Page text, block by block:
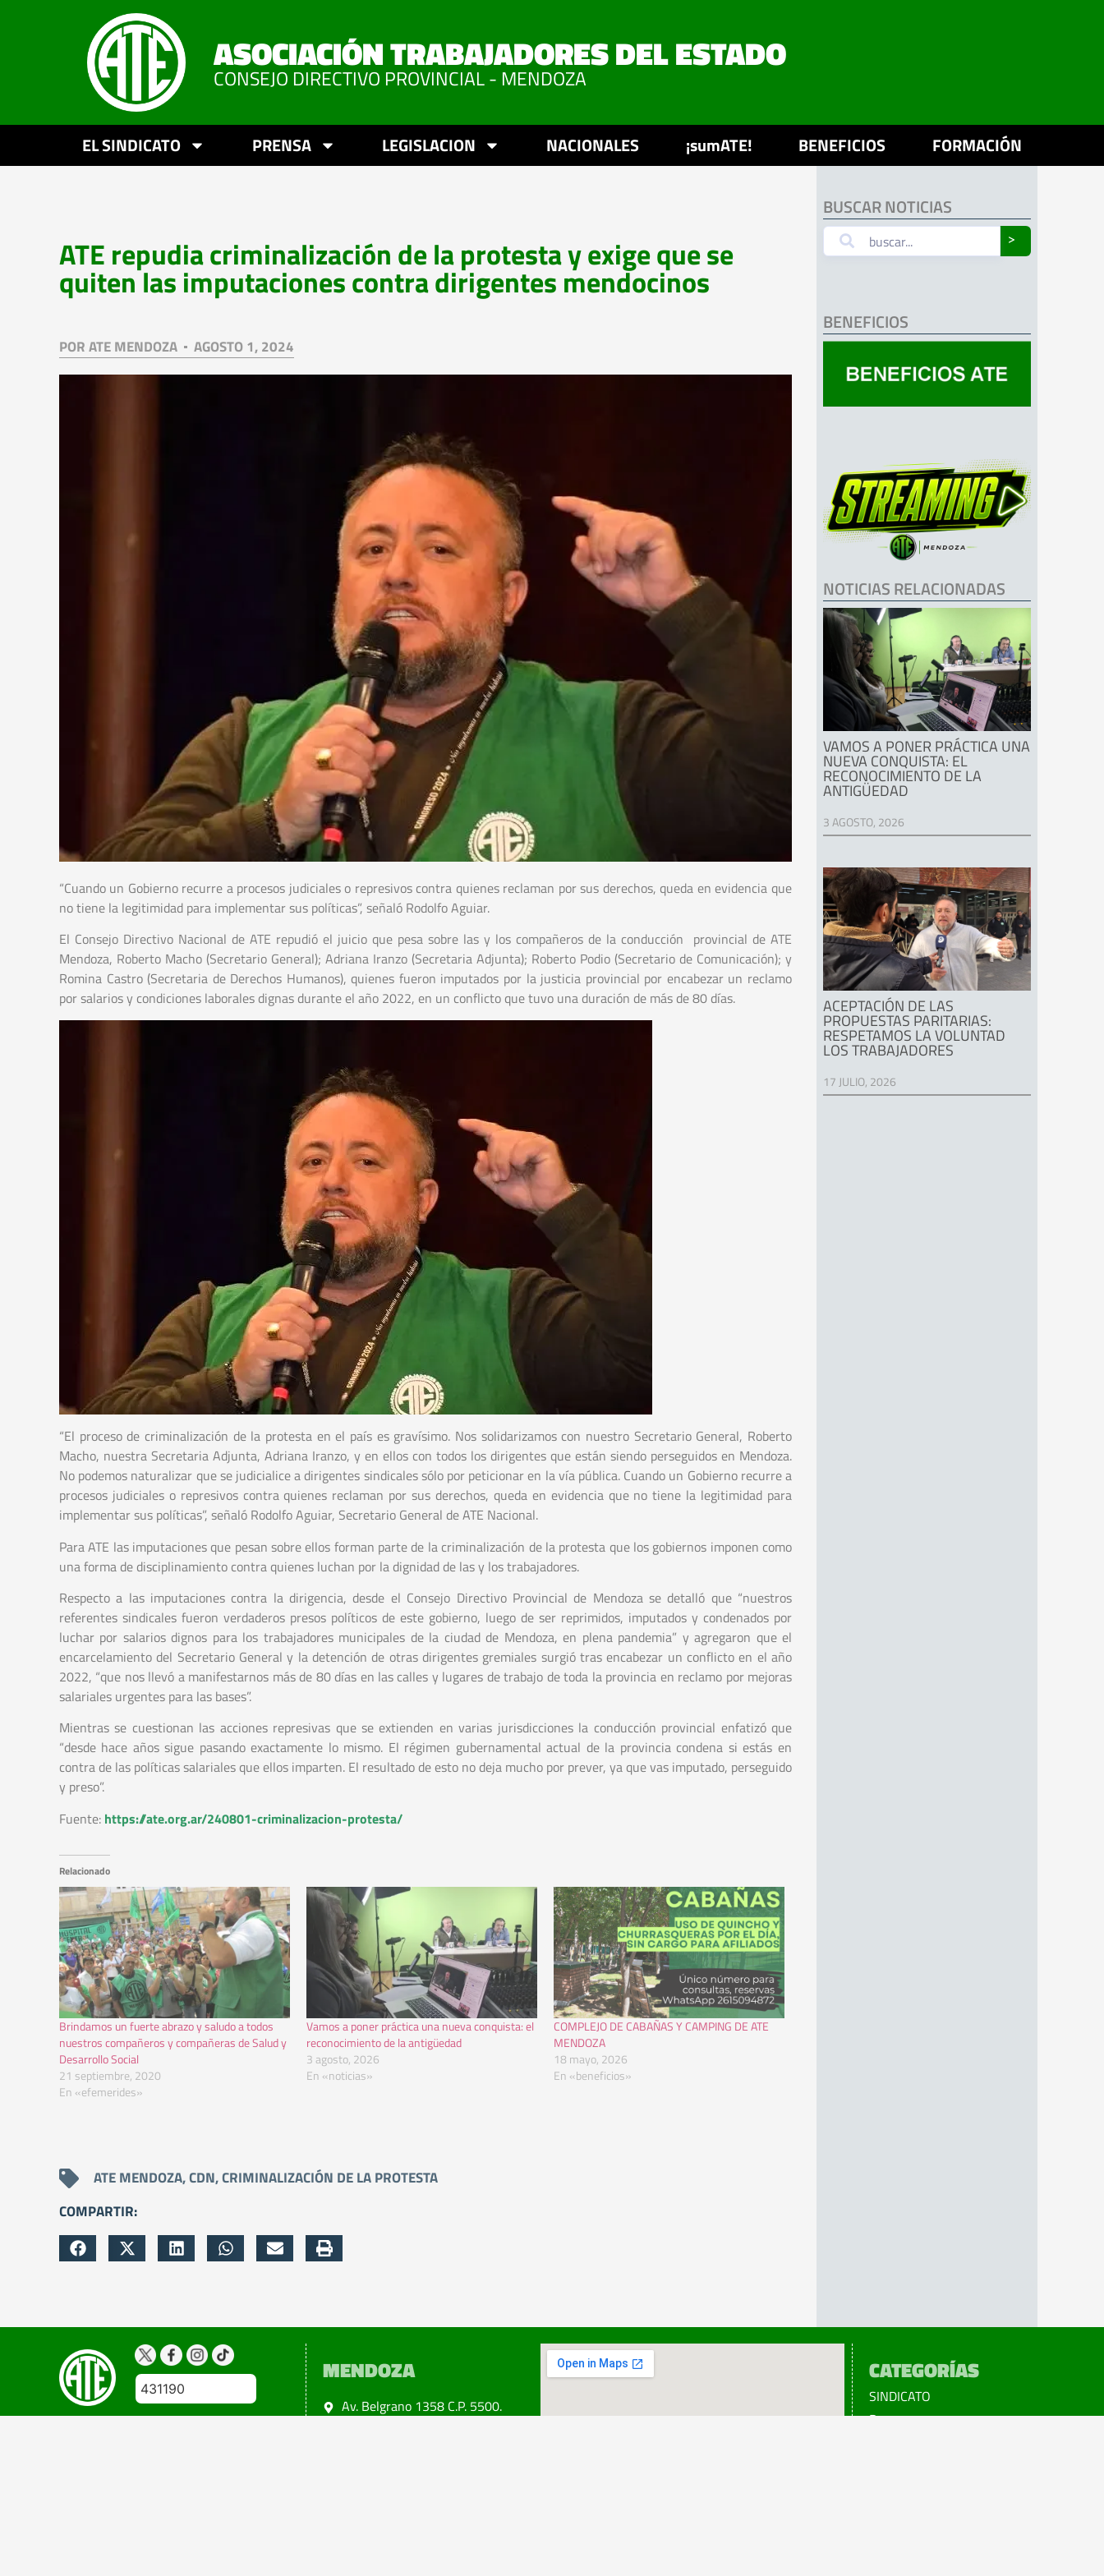
ASOCIACIÓN TRABAJADORES DEL ESTADO
CONSEJO DIRECTIVO PROVINCIAL - MENDOZA
EL SINDICATO PRENSA LEGISLACION NACIONALES ¡sumATE! BENEFICIOS FORMACIÓN
ATE repudia criminalización de la protesta y exige que se
quiten las imputaciones contra dirigentes mendocinos
PORATE MENDOZA AGOSTO 1, 2024
“Cuando un Gobierno recurre a procesos judiciales o represivos contra quienes reclaman por sus derechos, queda en evidencia que
no tiene la legitimidad para implementar sus políticas”, señaló Rodolfo Aguiar.
El Consejo Directivo Nacional de ATE repudió el juicio que pesa sobre las y los compañeros de la conducción provincial de ATE
Mendoza, Roberto Macho (Secretario General); Adriana Iranzo (Secretaria Adjunta); Roberto Podio (Secretario de Comunicación); y
Romina Castro (Secretaria de Derechos Humanos), quienes fueron imputados por la justicia provincial por encabezar un reclamo
por salarios y condiciones laborales dignas durante el año 2022, en un conflicto que tuvo una duración de más de 80 días.
“El proceso de criminalización de la protesta en el país es gravísimo. Nos solidarizamos con nuestro Secretario General, Roberto
Macho, nuestra Secretaria Adjunta, Adriana Iranzo, y en ellos con todos los dirigentes que están siendo perseguidos en Mendoza.
No podemos naturalizar que se judicialice a dirigentes sindicales sólo por peticionar en la vía pública. Cuando un Gobierno recurre a
procesos judiciales o represivos contra quienes reclaman por sus derechos, queda en evidencia que no tiene la legitimidad para
implementar sus políticas”, señaló Rodolfo Aguiar, Secretario General de ATE Nacional.
Para ATE las imputaciones que pesan sobre ellos forman parte de la criminalización de la protesta que los gobiernos imponen como
una forma de disciplinamiento contra quienes luchan por la dignidad de las y los trabajadores.
Respecto a las imputaciones contra la dirigencia, desde el Consejo Directivo Provincial de Mendoza se detalló que “nuestros
referentes sindicales fueron verdaderos presos políticos de este gobierno, luego de ser reprimidos, imputados y condenados por
luchar por salarios dignos para los trabajadores municipales de la ciudad de Mendoza, en plena pandemia” y agregaron que el
encarcelamiento del Secretario General y la detención de otras dirigentes gremiales surgió tras encabezar un conflicto en el año
2022, “que nos llevó a manifestarnos más de 80 días en las calles y lugares de trabajo de toda la provincia en reclamo por mejoras
salariales urgentes para las bases”.
Mientras se cuestionan las acciones represivas que se extienden en varias jurisdicciones la conducción provincial enfatizó que
“desde hace años sigue pasando exactamente lo mismo. El régimen gubernamental actual de la provincia condena si estás en
contra de las políticas salariales que ellos imparten. El resultado de esto no deja mucho por prever, ya que vas imputado, perseguido
y preso”.
Fuente: https://ate.org.ar/240801-criminalizacion-protesta/
Relacionado
Brindamos un fuerte abrazo y saludo a todos
nuestros compañeros y compañeras de Salud y
Desarrollo Social
21 septiembre, 2020
En «efemerides»
Vamos a poner práctica una nueva conquista: el
reconocimiento de la antigüedad
3 agosto, 2026
En «noticias»
COMPLEJO DE CABAÑAS Y CAMPING DE ATE
MENDOZA
18 mayo, 2026
En «beneficios»
ATE MENDOZA,CDN,CRIMINALIZACIÓN DE LA PROTESTA
COMPARTIR:
BUSCAR NOTICIAS
˃
BENEFICIOS
NOTICIAS RELACIONADAS
VAMOS A PONER PRÁCTICA UNA
NUEVA CONQUISTA: EL
RECONOCIMIENTO DE LA
ANTIGÜEDAD
3 AGOSTO, 2026
ACEPTACIÓN DE LAS
PROPUESTAS PARITARIAS:
RESPETAMOS LA VOLUNTAD
LOS TRABAJADORES
17 JULIO, 2026
431190
MENDOZA
Av. Belgrano 1358 C.P. 5500.
CATEGORÍAS
SINDICATO
Prensa